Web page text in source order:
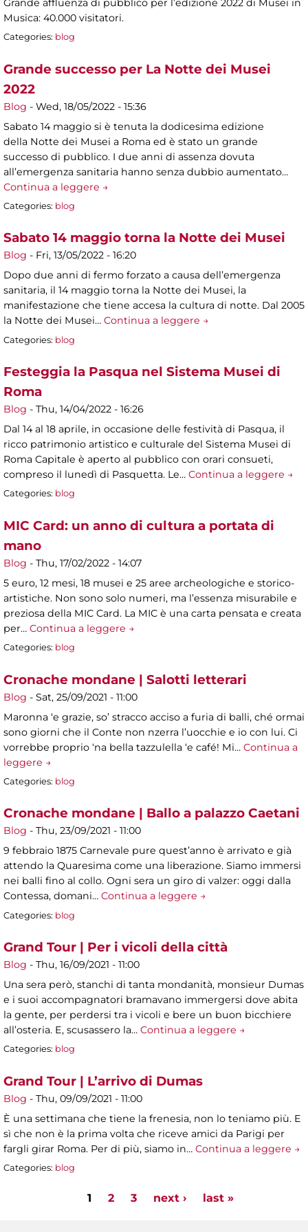
Grande affluenza di pubblico per l’edizione 2022 di Musei in
Musica: 40.000 visitatori.
Categories: blog
Grande successo per La Notte dei Musei
2022
Blog - Wed, 18/05/2022 - 15:36
Sabato 14 maggio si è tenuta la dodicesima edizione
della Notte dei Musei a Roma ed è stato un grande
successo di pubblico. I due anni di assenza dovuta
all’emergenza sanitaria hanno senza dubbio aumentato…
Continua a leggere →
Categories: blog
Sabato 14 maggio torna la Notte dei Musei
Blog - Fri, 13/05/2022 - 16:20
Dopo due anni di fermo forzato a causa dell’emergenza
sanitaria, il 14 maggio torna la Notte dei Musei, la
manifestazione che tiene accesa la cultura di notte. Dal 2005
la Notte dei Musei… Continua a leggere →
Categories: blog
Festeggia la Pasqua nel Sistema Musei di
Roma
Blog - Thu, 14/04/2022 - 16:26
Dal 14 al 18 aprile, in occasione delle festività di Pasqua, il
ricco patrimonio artistico e culturale del Sistema Musei di
Roma Capitale è aperto al pubblico con orari consueti,
compreso il lunedì di Pasquetta. Le… Continua a leggere →
Categories: blog
MIC Card: un anno di cultura a portata di
mano
Blog - Thu, 17/02/2022 - 14:07
5 euro, 12 mesi, 18 musei e 25 aree archeologiche e storico-
artistiche. Non sono solo numeri, ma l’essenza misurabile e
preziosa della MIC Card. La MIC è una carta pensata e creata
per… Continua a leggere →
Categories: blog
Cronache mondane | Salotti letterari
Blog - Sat, 25/09/2021 - 11:00
Maronna ‘e grazie, so’ stracco acciso a furia di balli, ché ormai
sono giorni che il Conte non nzerra l’uocchie e io con lui. Ci
vorrebbe proprio ‘na bella tazzulella ‘e café! Mi… Continua a
leggere →
Categories: blog
Cronache mondane | Ballo a palazzo Caetani
Blog - Thu, 23/09/2021 - 11:00
9 febbraio 1875 Carnevale pure quest’anno è arrivato e già
attendo la Quaresima come una liberazione. Siamo immersi
nei balli fino al collo. Ogni sera un giro di valzer: oggi dalla
Contessa, domani… Continua a leggere →
Categories: blog
Grand Tour | Per i vicoli della città
Blog - Thu, 16/09/2021 - 11:00
Una sera però, stanchi di tanta mondanità, monsieur Dumas
e i suoi accompagnatori bramavano immergersi dove abita
la gente, per perdersi tra i vicoli e bere un buon bicchiere
all’osteria. E, scusassero la… Continua a leggere →
Categories: blog
Grand Tour | L’arrivo di Dumas
Blog - Thu, 09/09/2021 - 11:00
È una settimana che tiene la frenesia, non lo teniamo più. E
sì che non è la prima volta che riceve amici da Parigi per
fargli girar Roma. Per di più, siamo in… Continua a leggere →
Categories: blog
1 2 3 next › last »